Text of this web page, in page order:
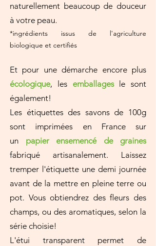
naturellement beaucoup de douceur
à votre peau.
*ingrédients issus de l'agriculture
biologique et certifiés
Et pour une démarche encore plus
écologique, les emballagesle sont
également!
Les étiquettes des savons de 100g
sont imprimées en France sur
un papier ensemencé de graines
fabriqué artisanalement. Laissez
tremper l'étiquette une demi journée
avant de la mettre en pleine terre ou
pot. Vous obtiendrez des fleurs des
champs, ou des aromatiques, selon la
série choisie!
L'étui transparent permet de